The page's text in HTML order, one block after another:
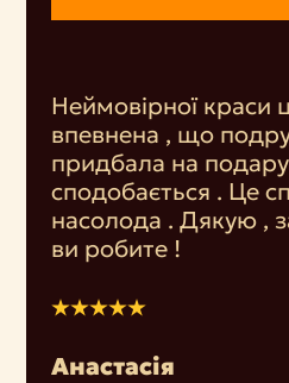
Неймовірної краси
впевнена , що
придбала на
сподобається . Це
насолода . Дякую ,
ви робите !
Анастасія